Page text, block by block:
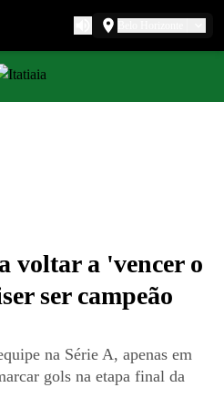
voltar a 'vencer o
ser campeão
na Série A, apenas em
gols na etapa final da